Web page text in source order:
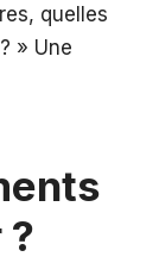
quelles
» Une